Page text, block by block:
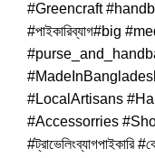
#Greencraft
#পাইকারিব্যাগ#big
#LocalArtisans
#Accessorries
#ট্রাভেলিংব্যাগপাইকারি